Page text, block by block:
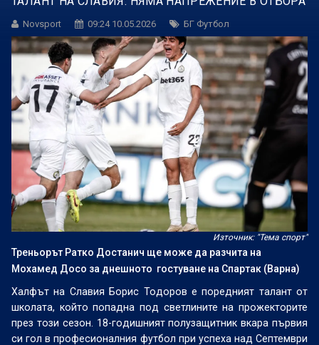
Novsport 09:24 10.05.2026 БГ Футбол
Източник: "Тема спорт"
Треньорът Ратко Достанич ще може да разчита на
Мохамед Досо за днешното гостуване на Спартак (Варна)
Халфът на Славия Борис Тодоров е поредният талант от
школата, който попадна под светлините на прожекторите
през този сезон. 18-годишният полузащитник вкара първия
си гол в професионалния футбол при успеха над Септември